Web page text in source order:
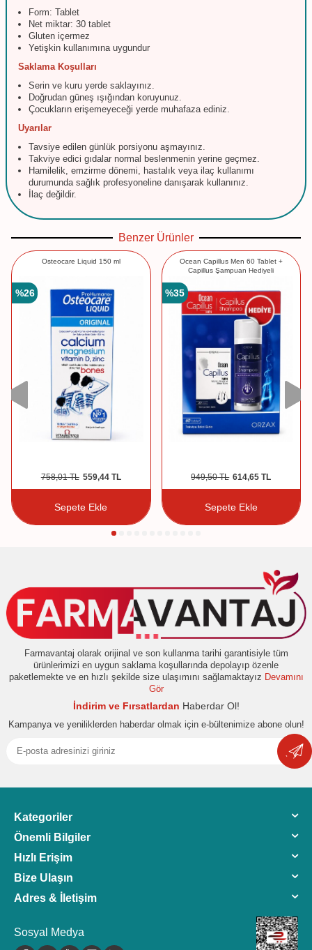
Form: Tablet
Net miktar: 30 tablet
Gluten içermez
Yetişkin kullanımına uygundur
Saklama Koşulları
Serin ve kuru yerde saklayınız.
Doğrudan güneş ışığından koruyunuz.
Çocukların erişemeyeceği yerde muhafaza ediniz.
Uyarılar
Tavsiye edilen günlük porsiyonu aşmayınız.
Takviye edici gıdalar normal beslenmenin yerine geçmez.
Hamilelik, emzirme dönemi, hastalık veya ilaç kullanımı
durumunda sağlık profesyoneline danışarak kullanınız.
İlaç değildir.
Benzer Ürünler
Osteocare Liquid 150 ml
%26
758,01TL 559,44TL
Sepete Ekle
Ocean Capillus Men 60 Tablet +
Capillus Şampuan Hediyeli
%35
949,50TL 614,65 TL
Sepete Ekle
Farmavantaj olarak orijinal ve son kullanma tarihi garantisiyle tüm
ürünlerimizi en uygun saklama koşullarında depolayıp özenle
paketlemekte ve en hızlı şekilde size ulaşımını sağlamaktayız Devamını
Gör
İndirim ve Fırsatlardan Haberdar Ol!
Kampanya ve yeniliklerden haberdar olmak için e-bültenimize abone olun!
Kategoriler
Önemli Bilgiler
Hızlı Erişim
Bize Ulaşın
Adres & İletişim
Sosyal Medya